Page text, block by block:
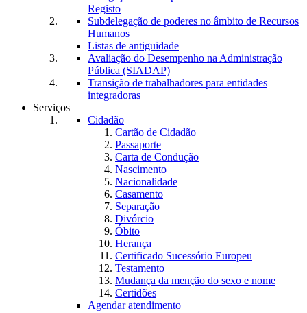
Registo
Subdelegação de poderes no âmbito de Recursos
Humanos
Listas de antiguidade
Avaliação do Desempenho na Administração
Pública (SIADAP)
Transição de trabalhadores para entidades
integradoras
Serviços
Cidadão
Cartão de Cidadão
Passaporte
Carta de Condução
Nascimento
Nacionalidade
Casamento
Separação
Divórcio
Óbito
Herança
Certificado Sucessório Europeu
Testamento
Mudança da menção do sexo e nome
Certidões
Agendar atendimento